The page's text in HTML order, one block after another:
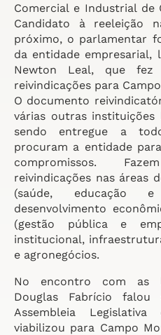
Comercial e Industrial de
Candidato à reeleição
próximo, o parlamentar
da entidade empresarial,
Newton Leal, que
reivindicações para
O documento
várias outras
sendo entregue a
procuram a entidade
compromissos.
reivindicações nas áreas
(saúde, educação e
desenvolvimento
(gestão pública e
institucional,
e agronegócios.
No encontro com as
Douglas Fabrício
Assembleia
viabilizou para Campo